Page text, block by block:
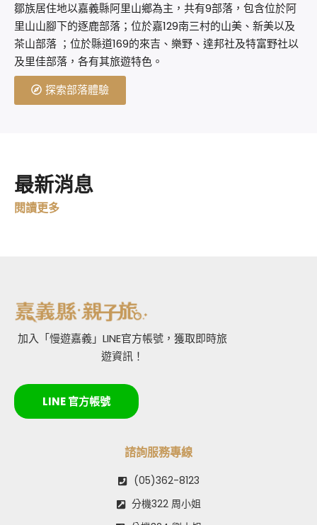
鄒族居住地以嘉義縣阿里山鄉為主，共有9部落，包含位於阿
里山山腳下的逐鹿部落；位於嘉129南三村的山美、新美以及
茶山部落 ；位於縣道169的來吉、樂野、達邦社及特富野社以
及里佳部落，各有其旅遊特色。
探索部落體驗
最新消息
閱讀更多
加入「慢遊嘉義」LINE官方帳號，獲取即時旅
遊資訊！
LINE 官方帳號
諮詢服務專線
(05)362-8123
分機322 周小姐